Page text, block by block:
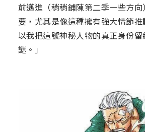
前邁進（稍稍鋪陳第二季一些方
要，尤其是像這種擁有強大情節
以我把這號神秘人物的真正身份
謎。」